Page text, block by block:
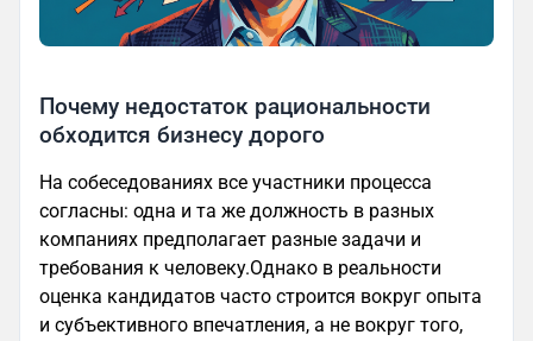
Почему недостаток рациональности
обходится бизнесу дорого
На собеседованиях все участники процесса
согласны: одна и та же должность в разных
компаниях предполагает разные задачи и
требования к человеку.Однако в реальности
оценка кандидатов часто строится вокруг опыта
и субъективного впечатления, а не вокруг того,